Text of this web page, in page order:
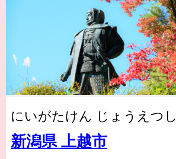
にいがたけん じょうえつし
新潟県 上越市